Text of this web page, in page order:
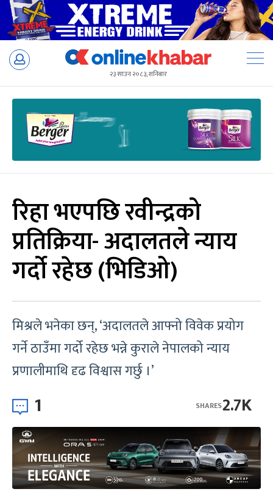
Skip
२३ साउन २०८३, शनिबार
रिहा भएपछि रवीन्द्रको
प्रतिक्रिया- अदालतले न्याय
गर्दो रहेछ (भिडिओ)
मिश्रले भनेका छन्, ‘अदालतले आफ्नो विवेक प्रयोग
गर्ने ठाउँमा गर्दो रहेछ भन्ने कुराले नेपालको न्याय
प्रणालीमाथि दृढ विश्वास गर्छु ।’
1 2.7K
SHARES